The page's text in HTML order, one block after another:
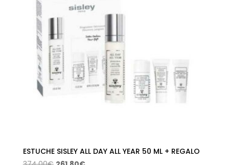
ESTUCHE SISLEY ALL DAY ALL YEAR 50 ML + REGALO